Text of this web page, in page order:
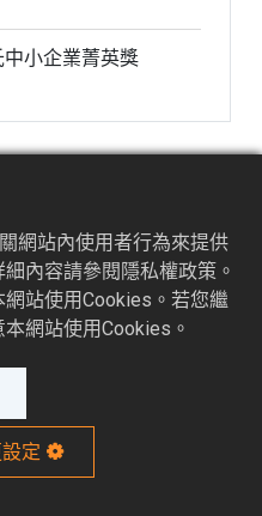
小企業菁英獎
業安全衛生管理系統
網站內使用者行為來提供
內容請參閱隱私權政策。
站使用Cookies。若您繼
網站使用Cookies。
定